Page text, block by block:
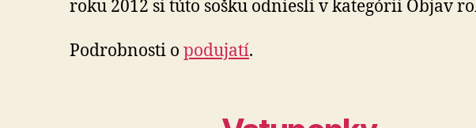
roku 2012 si túto sošku odniesli v kategórii Objav
Podrobnosti o podujatí.